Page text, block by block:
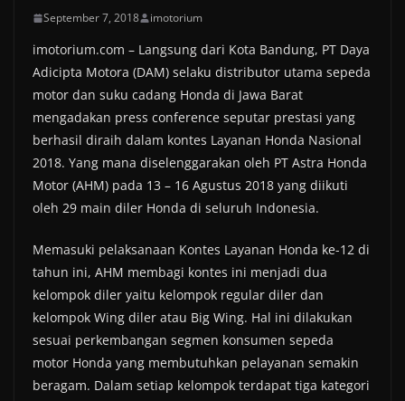
September 7, 2018 imotorium
imotorium.com – Langsung dari Kota Bandung, PT Daya
Adicipta Motora (DAM) selaku distributor utama sepeda
motor dan suku cadang Honda di Jawa Barat
mengadakan press conference seputar prestasi yang
berhasil diraih dalam kontes Layanan Honda Nasional
2018. Yang mana diselenggarakan oleh PT Astra Honda
Motor (AHM) pada 13 – 16 Agustus 2018 yang diikuti
oleh 29 main diler Honda di seluruh Indonesia.
Memasuki pelaksanaan Kontes Layanan Honda ke-12 di
tahun ini, AHM membagi kontes ini menjadi dua
kelompok diler yaitu kelompok regular diler dan
kelompok Wing diler atau Big Wing. Hal ini dilakukan
sesuai perkembangan segmen konsumen sepeda
motor Honda yang membutuhkan pelayanan semakin
beragam. Dalam setiap kelompok terdapat tiga kategori